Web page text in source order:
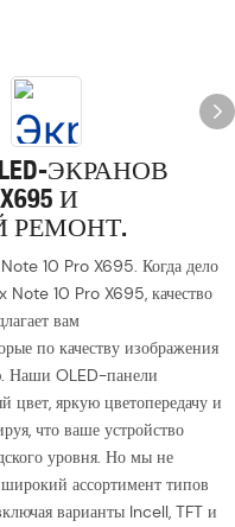
ЭКРАНОВ
И
РЕМОНТ.
10 Pro X695. Когда дело
Note 10 Pro X695, качество
вам
по качеству изображения
Наши OLED-панели
цвет, яркую цветопередачу и
что ваше устройство
уровня. Но мы не
ассортимент типов
варианты Incell, TFT и